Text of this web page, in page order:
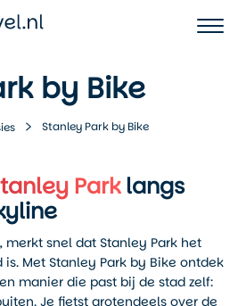
by Bike
Stanley Park by Bike
Parklangs
merkt snel dat Stanley Park het
Met Stanley Park by Bike ontdek
manier die past bij de stad zelf:
Je fietst grotendeels over de